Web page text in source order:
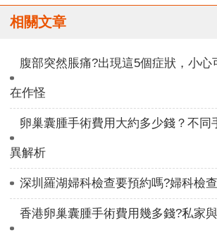
相關文章
腹部突然脹痛?出現這5個症狀，小心
在作怪
卵巢囊腫手術費用大約多少錢？不同
異解析
深圳羅湖婦科檢查要預約嗎?婦科檢
香港卵巢囊腫手術費用幾多錢?私家